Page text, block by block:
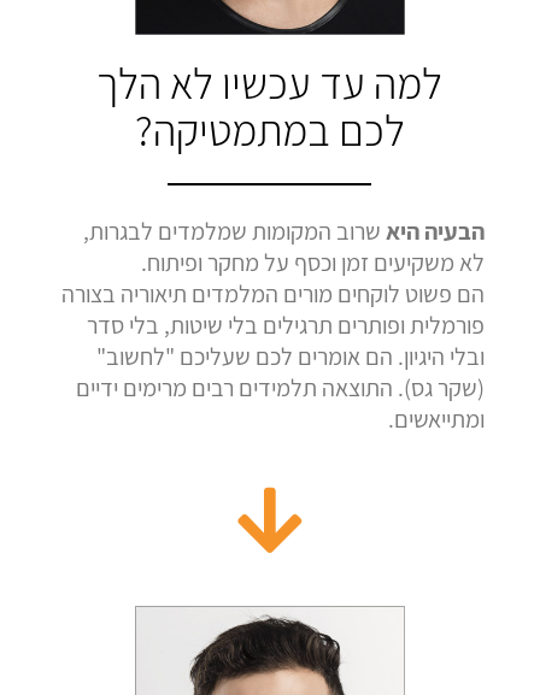
לחץ לצפייה
בהמלצה בהמלצה
לחץ לצפייה
בהמלצה
למה עד עכשיו לא הלך
לכם במתמטיקה?
הבעיה היאשרוב המקומות שמלמדים לבגרות,
לא משקיעים זמן וכסף על מחקר ופיתוח.
הם פשוט לוקחים מורים המלמדים תיאוריה בצורה
פורמלית ופותרים תרגילים בלי שיטות, בלי סדר
ובלי היגיון. הם אומרים לכם שעליכם "לחשוב"
(שקר גס). התוצאה תלמידים רבים מרימים ידיים
ומתייאשים.